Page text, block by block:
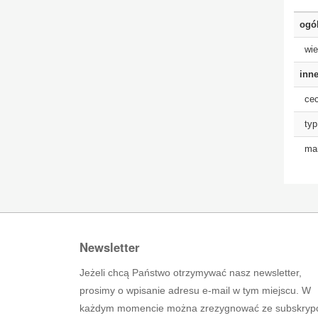
Newsletter
Jeżeli chcą Państwo otrzymywać nasz newsletter,
prosimy o wpisanie adresu e-mail w tym miejscu. W
każdym momencie można zrezygnować ze